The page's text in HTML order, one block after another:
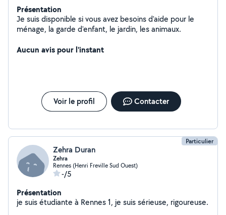
Présentation
Je suis disponible si vous avez besoins d'aide pour le
ménage, la garde d'enfant, le jardin, les animaux.
Aucun avis pour l'instant
Voir le profil Contacter
Particulier
Zehra Duran
Zehra
Rennes (Henri Freville Sud Ouest)
-/5
Présentation
je suis étudiante à Rennes 1, je suis sérieuse, rigoureuse.